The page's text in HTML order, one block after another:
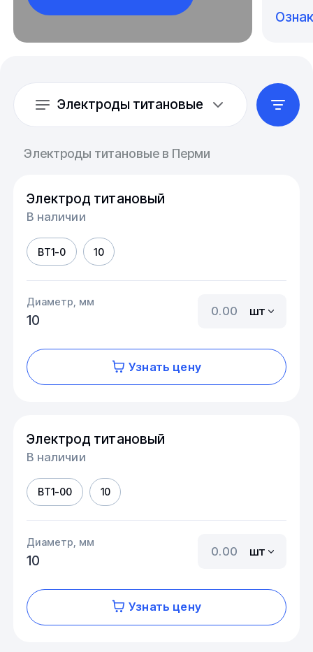
Электроды титановые
Электроды титановые в Перми
Электрод титановый
В наличии
ВТ1-0 10
Диаметр, мм
10
шт
Узнать цену
Электрод титановый
В наличии
ВТ1-00 10
Диаметр, мм
10
шт
Узнать цену